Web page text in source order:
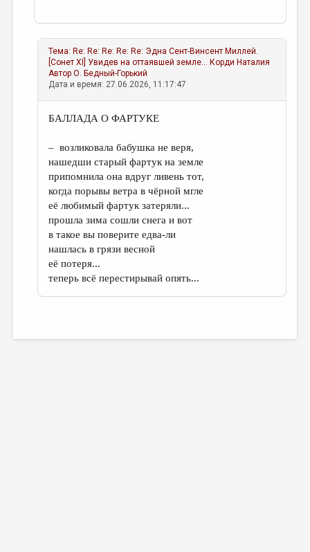
Тема: Re: Re: Re: Re: Re: Эдна Сент-Винсент Миллей.
[Сонет XI] Увидев на оттаявшей земле... Корди Наталия
АвторО. Бедный-Горький
Дата и время: 27.06.2026, 11:17:47
БАЛЛАДА О ФАРТУКЕ
– возликовала бабушка не веря,
нашедши старый фартук на земле
припомнила она вдруг ливень тот,
когда порывы ветра в чёрной мгле
её любимый фартук затеряли...
прошла зима сошли снега и вот
в такое вы поверите едва-ли
нашлась в грязи весной
её потеря...
теперь всё перестирывай опять...